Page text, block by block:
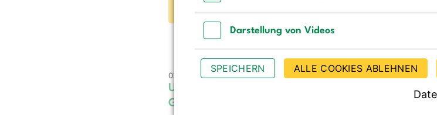
02.09.2026
Update Lebensmittelsicherheit in der
Gemeinschaftsverpflegung
Darstellung von Videos
SPEICHERN
ALLE COOKIES ABLEHNEN